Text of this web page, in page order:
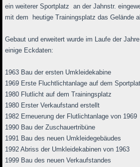
ein weiterer Sportplatz an der Jahnstr.
mit dem heutige Trainingsplatz das Gelände
Gebaut und erweitert wurde im Laufe der
einige Eckdaten:
1963 Bau der ersten Umkleidekabine
1969 Erste Fluchtlichtanlage auf dem
1980 Flutlicht auf dem Trainingsplatz
1980 Erster Verkaufstand erstellt
1982 Erneuerung der Flutlichtanlage von 1969
1990 Bau der Zuschauertribüne
1991 Bau des neuen Umkleidegebäudes
1992 Abriss der Umkleidekabinen von 1963
1999 Bau des neuen Verkaufstandes